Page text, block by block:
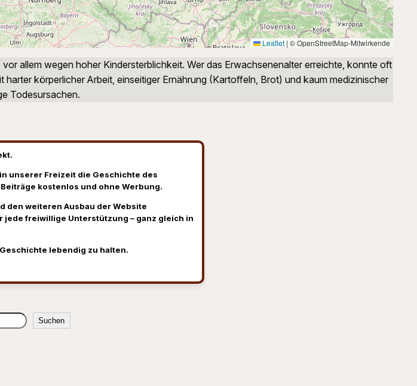
Leaflet | © OpenStreetMap-Mitwirkende
allem wegen hoher Kindersterblichkeit. Wer das Erwachsenenalter erreichte, konnte oft
körperlicher Arbeit, einseitiger Ernährung (Kartoffeln, Brot) und kaum medizinischer
Todesursachen.
unserer Freizeit die Geschichte des
kostenlos und ohne Werbung.
den weiteren Ausbau der Website
freiwillige Unterstützung – ganz gleich in
lebendig zu halten.
Suchen